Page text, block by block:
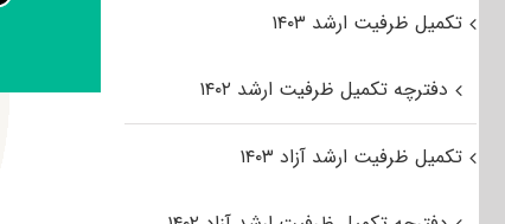
تکمیل ظرفیت ارشد ۱۴۰۳
دفترچه تکمیل ظرفیت ارشد ۱۴۰۲
تکمیل ظرفیت ارشد آزاد ۱۴۰۳